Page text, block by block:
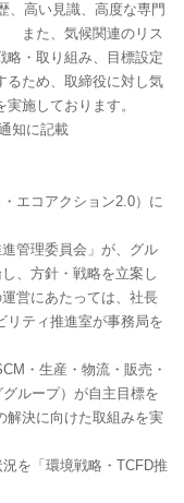
、高い見識、高度な専門
また、気候関連のリス
略・取り組み、目標設定
るため、取締役に対し気
施しております。
通知に記載
エコアクション2.0）に
管理委員会」が、グル
、方針・戦略を立案し
営にあたっては、社長
リティ推進室が事務局を
・生産・物流・販売・
ループ）が自主目標を
解決に向けた取組みを実
を「環境戦略・TCFD推